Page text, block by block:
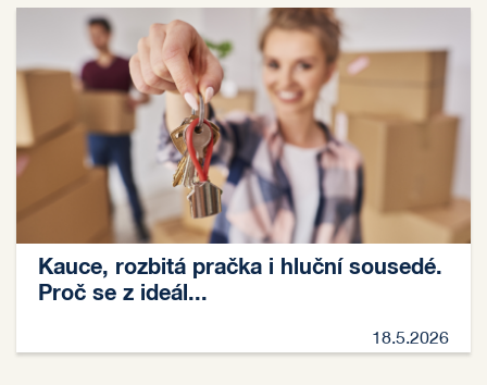
Kauce, rozbitá pračka i hluční sousedé.
Proč se z ideál...
18.5.2026